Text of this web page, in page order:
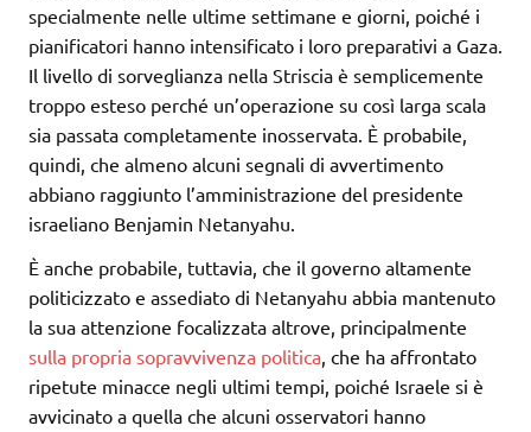
specialmente nelle ultime settimane e giorni, poiché i
pianificatori hanno intensificato i loro preparativi a Gaza.
Il livello di sorveglianza nella Striscia è semplicemente
troppo esteso perché un’operazione su così larga scala
sia passata completamente inosservata. È probabile,
quindi, che almeno alcuni segnali di avvertimento
abbiano raggiunto l’amministrazione del presidente
israeliano Benjamin Netanyahu.
È anche probabile, tuttavia, che il governo altamente
politicizzato e assediato di Netanyahu abbia mantenuto
la sua attenzione focalizzata altrove, principalmente
sulla propria sopravvivenza politica, che ha affrontato
ripetute minacce negli ultimi tempi, poiché Israele si è
avvicinato a quella che alcuni osservatori hanno